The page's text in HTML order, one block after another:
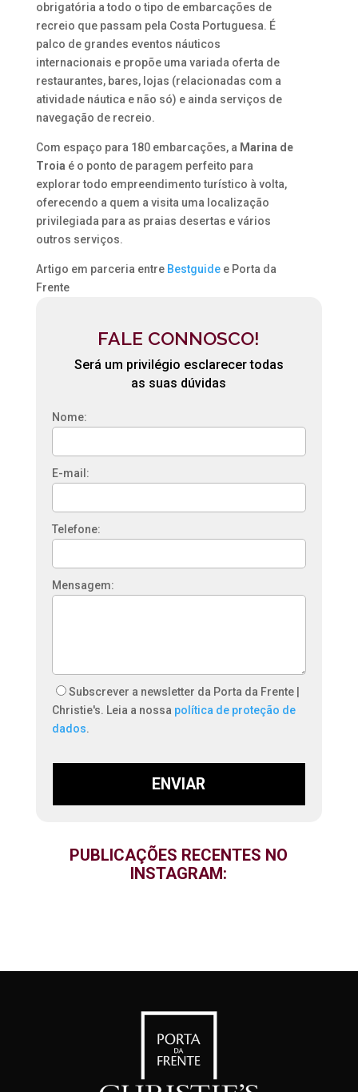
obrigatória a todo o tipo de embarcações de
recreio que passam pela Costa Portuguesa. É
palco de grandes eventos náuticos
internacionais e propõe uma variada oferta de
restaurantes, bares, lojas (relacionadas com a
atividade náutica e não só) e ainda serviços de
navegação de recreio.
Com espaço para 180 embarcações, a Marina de
Troia é o ponto de paragem perfeito para
explorar todo empreendimento turístico à volta,
oferecendo a quem a visita uma localização
privilegiada para as praias desertas e vários
outros serviços.
Artigo em parceria entre Bestguidee Porta da
Frente
FALE CONNOSCO!
Será um privilégio esclarecer todas
as suas dúvidas
Nome:
E-mail:
Telefone:
Mensagem:
Subscrever a newsletter da Porta da Frente |
Christie's. Leia a nossa política de proteção de
dados.
ENVIAR
PUBLICAÇÕES RECENTES NO
INSTAGRAM: